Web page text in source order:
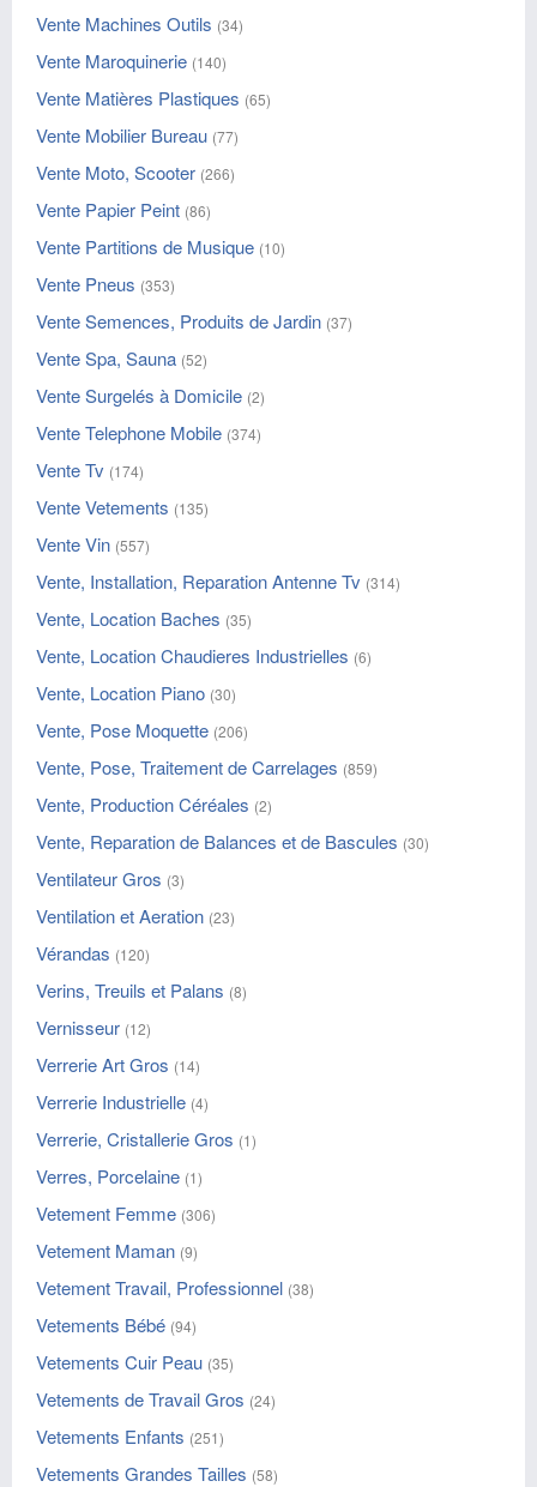
Vente Machines Outils (34)
Vente Maroquinerie (140)
Vente Matières Plastiques (65)
Vente Mobilier Bureau (77)
Vente Moto, Scooter (266)
Vente Papier Peint (86)
Vente Partitions de Musique (10)
Vente Pneus (353)
Vente Semences, Produits de Jardin (37)
Vente Spa, Sauna (52)
Vente Surgelés à Domicile (2)
Vente Telephone Mobile (374)
Vente Tv (174)
Vente Vetements (135)
Vente Vin (557)
Vente, Installation, Reparation Antenne Tv (314)
Vente, Location Baches (35)
Vente, Location Chaudieres Industrielles (6)
Vente, Location Piano (30)
Vente, Pose Moquette (206)
Vente, Pose, Traitement de Carrelages (859)
Vente, Production Céréales (2)
Vente, Reparation de Balances et de Bascules (30)
Ventilateur Gros (3)
Ventilation et Aeration (23)
Vérandas (120)
Verins, Treuils et Palans (8)
Vernisseur (12)
Verrerie Art Gros (14)
Verrerie Industrielle (4)
Verrerie, Cristallerie Gros (1)
Verres, Porcelaine (1)
Vetement Femme (306)
Vetement Maman (9)
Vetement Travail, Professionnel (38)
Vetements Bébé (94)
Vetements Cuir Peau (35)
Vetements de Travail Gros (24)
Vetements Enfants (251)
Vetements Grandes Tailles (58)